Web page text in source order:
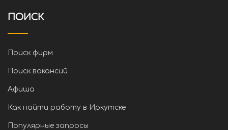
ПОИСК
Поиск фирм
Поиск вакансий
Афиша
Как найти работу в Иркутске
Популярные запросы